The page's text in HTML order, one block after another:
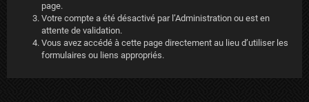
page.
Votre compte a été désactivé par l’Administration ou est en
attente de validation.
Vous avez accédé à cette page directement au lieu d’utiliser les
formulaires ou liens appropriés.